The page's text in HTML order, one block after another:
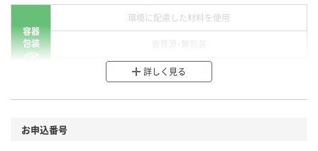
容器
包装
環境に配慮した材料を使用
分別・リサイクルしやすい設計
本体
詳しく見る
お申込番号